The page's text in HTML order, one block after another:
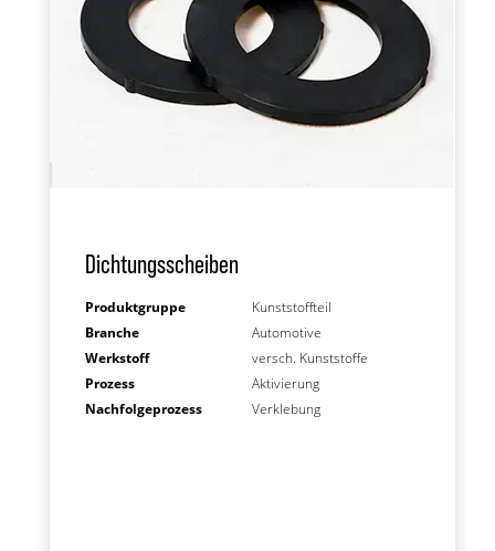
Dichtungsscheiben
Produktgruppe
Kunststoffteil
Branche
Automotive
Werkstoff
versch. Kunststoffe
Prozess
Aktivierung
Nachfolgeprozess
Verklebung